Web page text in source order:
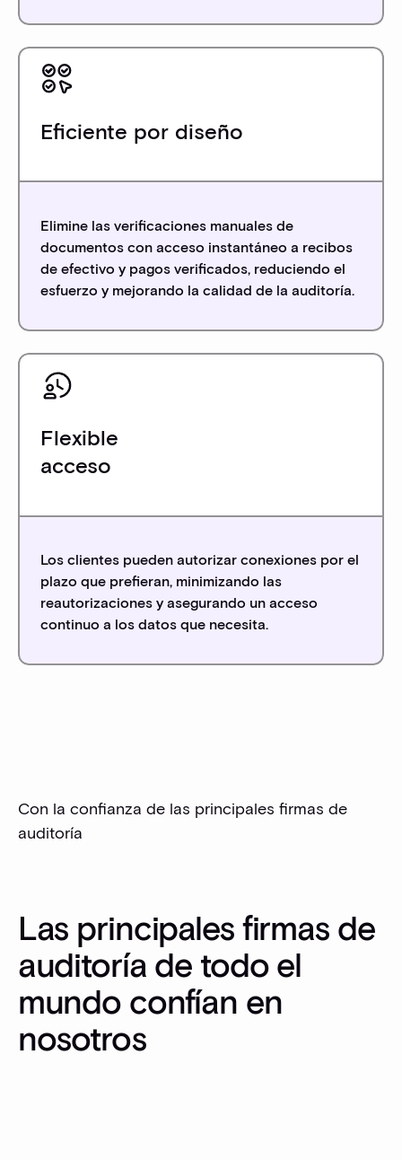
Eficiente por diseño
Elimine las verificaciones manuales de
documentos con acceso instantáneo a recibos
de efectivo y pagos verificados, reduciendo el
esfuerzo y mejorando la calidad de la auditoría.
Flexible
acceso
Los clientes pueden autorizar conexiones por el
plazo que prefieran, minimizando las
reautorizaciones y asegurando un acceso
continuo a los datos que necesita.
Con la confianza de las principales firmas de
auditoría
Las principales firmas de
auditoría de todo el
mundo confían en
nosotros